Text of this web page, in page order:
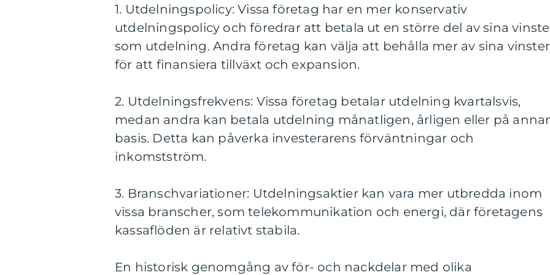
1. Utdelningspolicy: Vissa företag har en mer konservativ
utdelningspolicy och föredrar att betala ut en större del av sina
som utdelning. Andra företag kan välja att behålla mer av sina vinster
för att finansiera tillväxt och expansion.
2. Utdelningsfrekvens: Vissa företag betalar utdelning kvartalsvis,
medan andra kan betala utdelning månatligen, årligen eller på
basis. Detta kan påverka investerarens förväntningar och
inkomstström.
3. Branschvariationer: Utdelningsaktier kan vara mer utbredda inom
vissa branscher, som telekommunikation och energi, där företagens
kassaflöden är relativt stabila.
En historisk genomgång av för- och nackdelar med olika